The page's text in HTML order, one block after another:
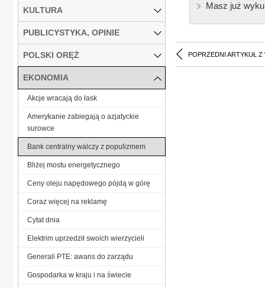
Masz już
POPRZEDNI ARTYKUŁ Z
KULTURA
PUBLICYSTYKA, OPINIE
POLSKI ORĘŻ
EKONOMIA
Akcje wracają do łask
Amerykanie zabiegają o azjatyckie
surowce
Bank centralny walczy z populizmem
Bliżej mostu energetycznego
Ceny oleju napędowego pójdą w górę
Coraz więcej na reklamę
Cytat dnia
Elektrim uprzedził swoich wierzycieli
Generali PTE: awans do zarządu
Gospodarka w kraju i na świecie